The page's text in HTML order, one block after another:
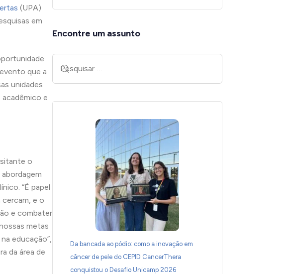
(UPA)
em
que a
unidades
e
o
“É papel
cercam, e o
e combater
metas
educação”,
da área de
Encontre um assunto
Da bancada ao pódio: como a inovação em
câncer de pele do CEPID CancerThera
conquistou o Desafio Unicamp 2026